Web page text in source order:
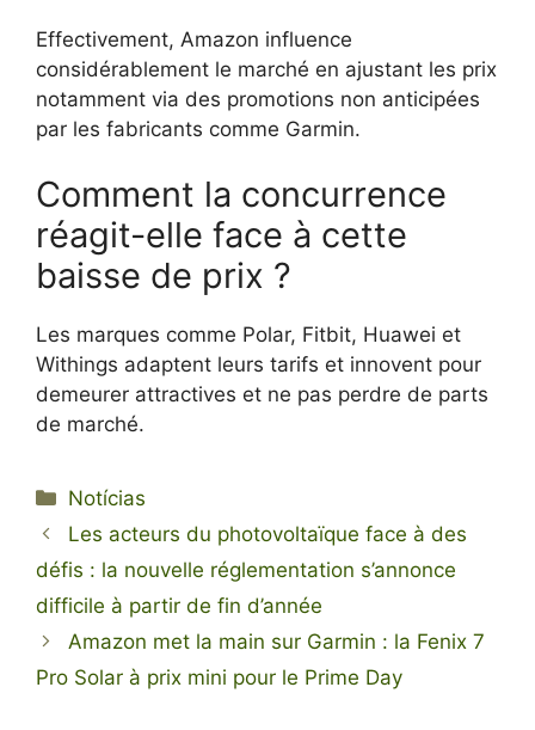
Effectivement, Amazon influence
considérablement le marché en ajustant les prix
notamment via des promotions non anticipées
par les fabricants comme Garmin.
Comment la concurrence
réagit-elle face à cette
baisse de prix ?
Les marques comme Polar, Fitbit, Huawei et
Withings adaptent leurs tarifs et innovent pour
demeurer attractives et ne pas perdre de parts
de marché.
Categorias
Notícias
Les acteurs du photovoltaïque face à des
défis : la nouvelle réglementation s’annonce
difficile à partir de fin d’année
Amazon met la main sur Garmin : la Fenix 7
Pro Solar à prix mini pour le Prime Day